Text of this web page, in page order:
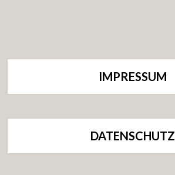
IMPRESSUM
DATENSCHUTZ